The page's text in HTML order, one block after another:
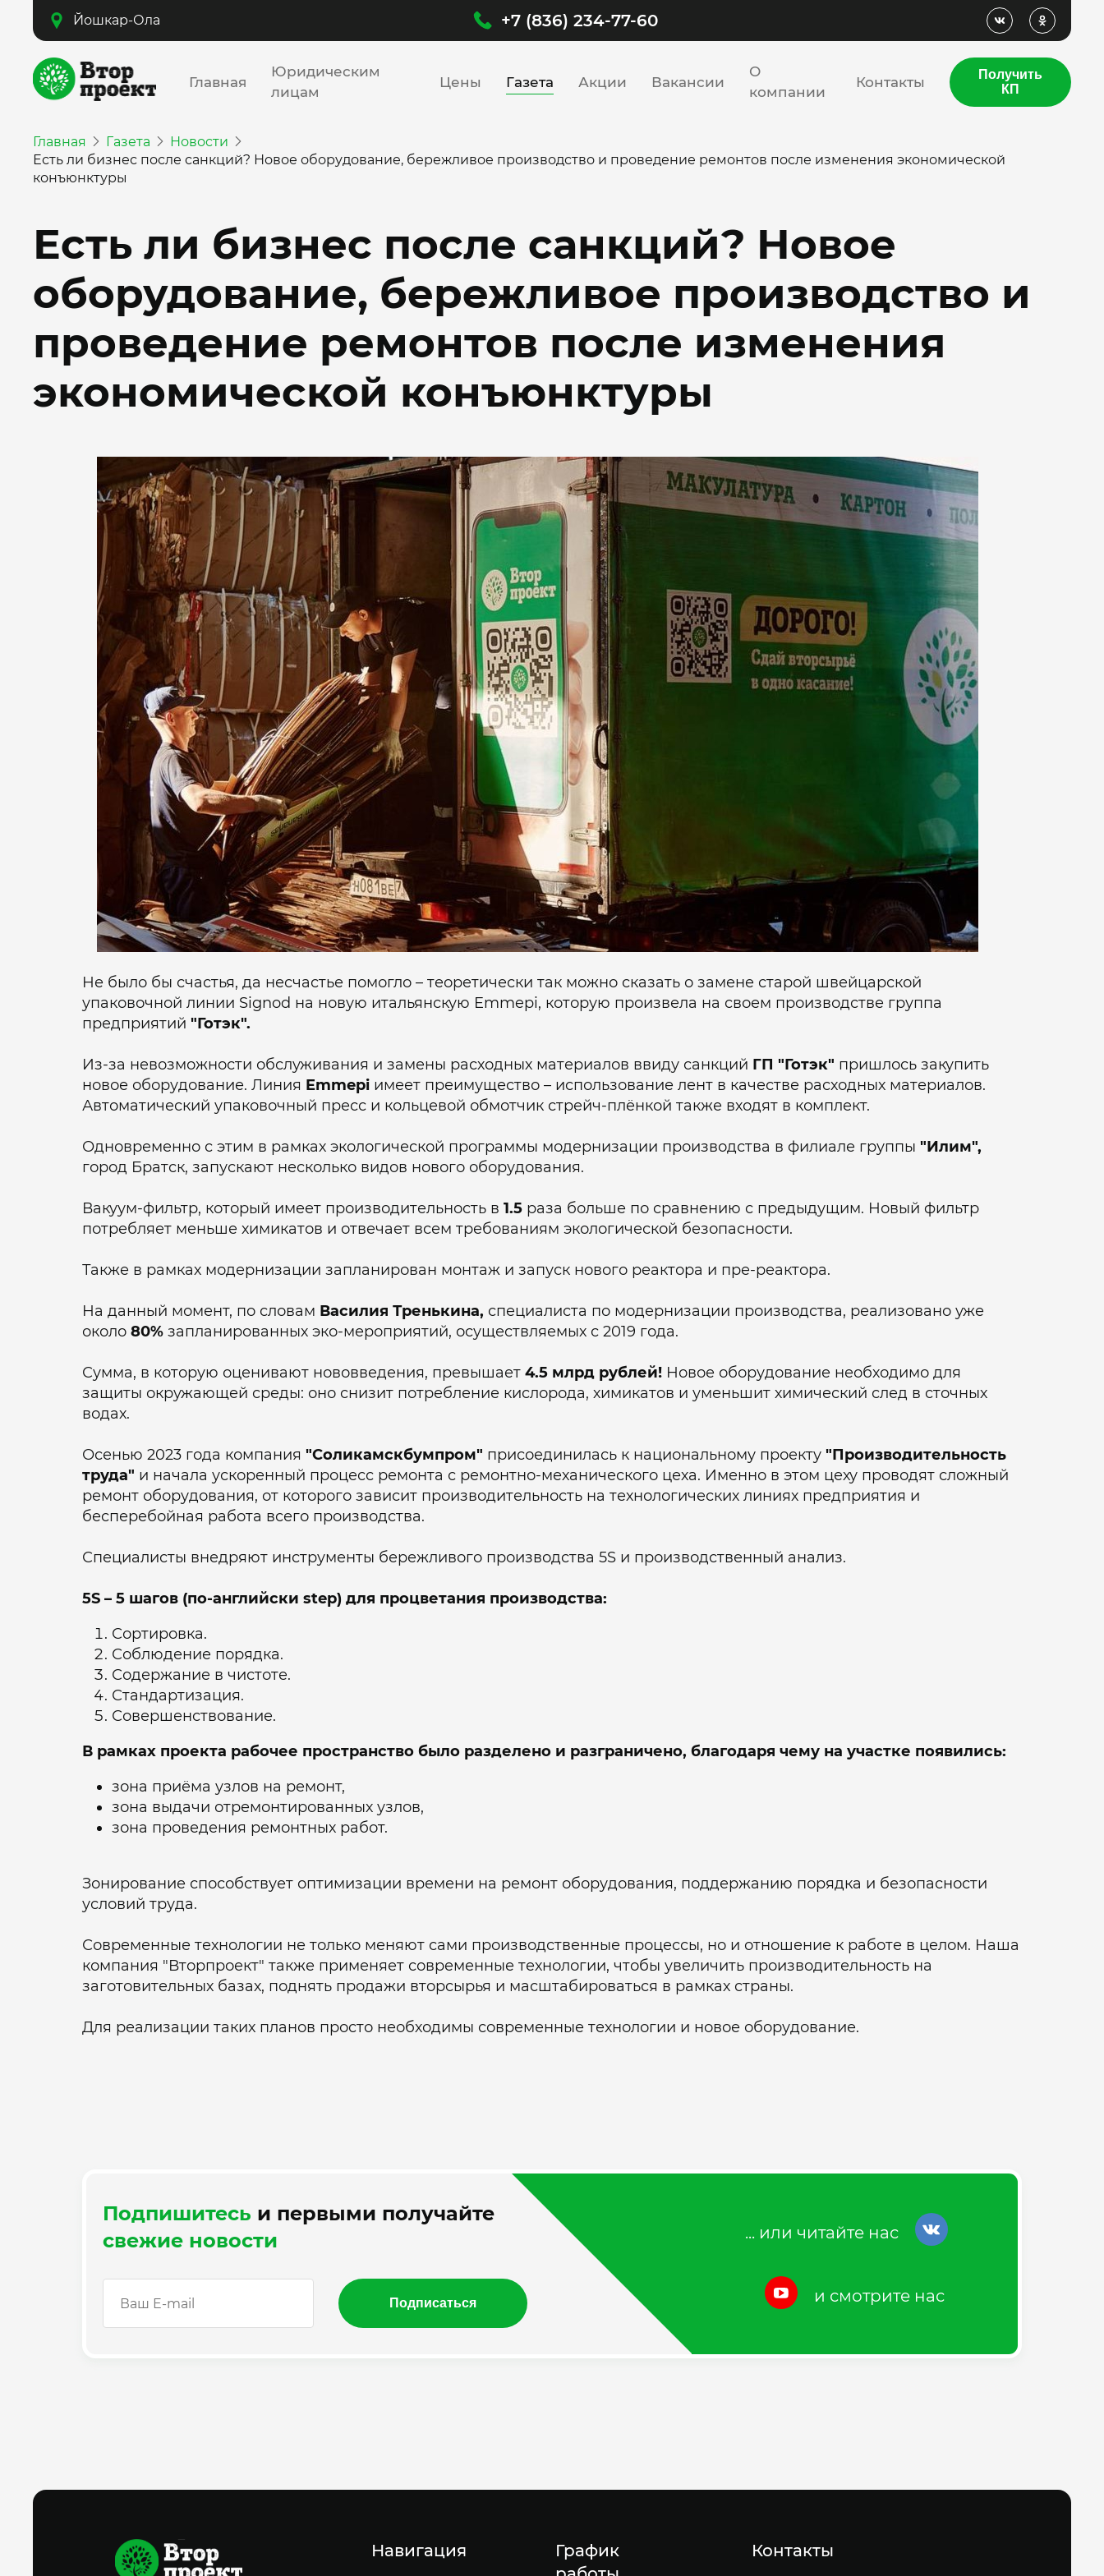
Йошкар-Ола +7 (836) 234-77-60
Главная
Юридическим
лицам
Цены Газета Акции Вакансии
О
компании
Контакты
Получить
КП
Главная Газета
Новости
Есть ли бизнес после санкций? Новое оборудование, бережливое производство и проведение ремонтов после изменения экономической
конъюнктуры
Есть ли бизнес после санкций? Новое
оборудование, бережливое производство и
проведение ремонтов после изменения
экономической конъюнктуры
Не было бы счастья, да несчастье помогло – теоретически так можно сказать о замене старой швейцарской
упаковочной линии Signod на новую итальянскую Emmepi, которую произвела на своем производстве группа
предприятий "Готэк".
Из-за невозможности обслуживания и замены расходных материалов ввиду санкций ГП "Готэк" пришлось закупить
новое оборудование. Линия Emmepi имеет преимущество – использование лент в качестве расходных материалов.
Автоматический упаковочный пресс и кольцевой обмотчик стрейч-плёнкой также входят в комплект.
Одновременно с этим в рамках экологической программы модернизации производства в филиале группы "Илим",
город Братск, запускают несколько видов нового оборудования.
Вакуум-фильтр, который имеет производительность в 1.5 раза больше по сравнению с предыдущим. Новый фильтр
потребляет меньше химикатов и отвечает всем требованиям экологической безопасности.
Также в рамках модернизации запланирован монтаж и запуск нового реактора и пре-реактора.
На данный момент, по словам Василия Тренькина, специалиста по модернизации производства, реализовано уже
около 80% запланированных эко-мероприятий, осуществляемых с 2019 года.
Сумма, в которую оценивают нововведения, превышает 4.5 млрд рублей! Новое оборудование необходимо для
защиты окружающей среды: оно снизит потребление кислорода, химикатов и уменьшит химический след в сточных
водах.
Осенью 2023 года компания "Соликамскбумпром" присоединилась к национальному проекту "Производительность
труда" и начала ускоренный процесс ремонта с ремонтно-механического цеха. Именно в этом цеху проводят сложный
ремонт оборудования, от которого зависит производительность на технологических линиях предприятия и
бесперебойная работа всего производства.
Специалисты внедряют инструменты бережливого производства 5S и производственный анализ.
5S – 5 шагов (по-английски step) для процветания производства:
Сортировка.
Соблюдение порядка.
Содержание в чистоте.
Стандартизация.
Совершенствование.
В рамках проекта рабочее пространство было разделено и разграничено, благодаря чему на участке появились:
зона приёма узлов на ремонт,
зона выдачи отремонтированных узлов,
зона проведения ремонтных работ.
Зонирование способствует оптимизации времени на ремонт оборудования, поддержанию порядка и безопасности
условий труда.
Современные технологии не только меняют сами производственные процессы, но и отношение к работе в целом. Наша
компания "Вторпроект" также применяет современные технологии, чтобы увеличить производительность на
заготовительных базах, поднять продажи вторсырья и масштабироваться в рамках страны.
Для реализации таких планов просто необходимы современные технологии и новое оборудование.
Подпишитесь и первыми получайте
свежие новости
Подписаться
... или читайте нас
и смотрите нас
Навигация
График
Контакты